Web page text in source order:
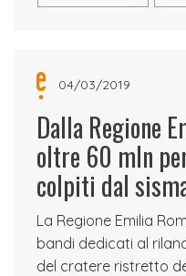
04/03/2019
Dalla Regione
oltre 60 mln
colpiti dal
La Regione Emilia
bandi dedicati al
del cratere ristretto